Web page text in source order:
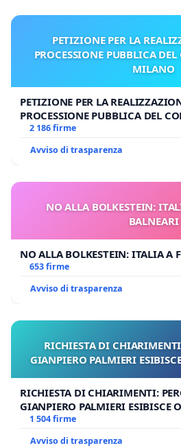
PETIZIONE PER LA
PROCESSIONE PUBBLICA
MILANO
PETIZIONE PER LA
PROCESSIONE PUBBLICA DEL
MILANO
2 186 firme
Avviso di trasparenza
NO ALLA BOLKESTEIN:
BALNEARI
NO ALLA BOLKESTEIN: ITALIA A
653 firme
Avviso di trasparenza
RICHIESTA DI
GIANPIERO PALMIERI
RICHIESTA DI CHIARIMENTI:
GIANPIERO PALMIERI ESIBISCE
1 504 firme
Avviso di trasparenza